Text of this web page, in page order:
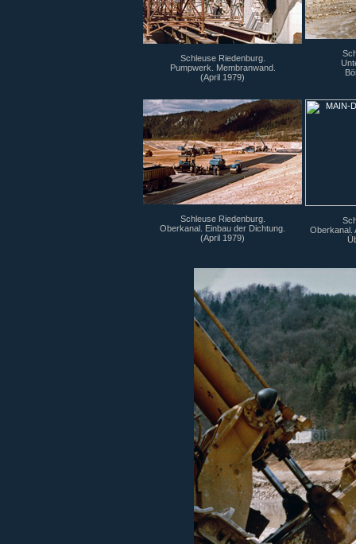
Schleuse Riedenburg.
Pumpwerk. Membranwand.
(April 1979)
Schleuse Riedenburg.
Oberkanal. Einbau der Dichtung.
(April 1979)
Oberkanal.